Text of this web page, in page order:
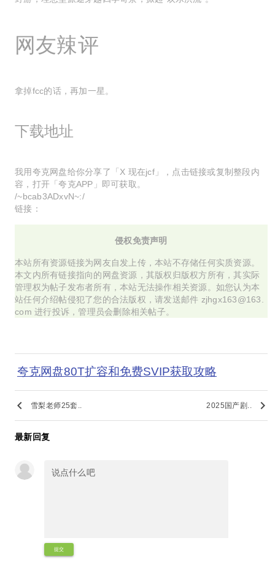
网友辣评
拿掉fcc的话，再加一星。
下载地址
我用夸克网盘给你分享了「X 现在jcf」，点击链接或复制整段内
容，打开「夸克APP」即可获取。
/~bcab3ADxvN~:/
链接：
侵权免责声明
本站所有资源链接为网友自发上传，本站不存储任何实质资源。
本文内所有链接指向的网盘资源，其版权归版权方所有，其实际
管理权为帖子发布者所有，本站无法操作相关资源。如您认为本
站任何介绍帖侵犯了您的合法版权，请发送邮件 zjhgx163@163.
com 进行投诉，管理员会删除相关帖子。
夸克网盘80T扩容和免费SVIP获取攻略
keyboard_arrow_left 雪梨老师25套.. 2025国产剧.. keyboard_arrow_right
最新回复
提交